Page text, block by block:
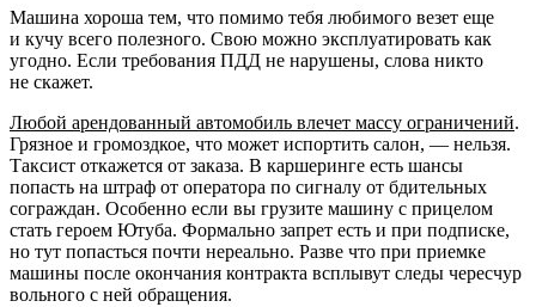
Машина хороша тем, что помимо тебя любимого везет еще
и кучу всего полезного. Свою можно эксплуатировать как
угодно. Если требования ПДД не нарушены, слова никто
не скажет.
Любой арендованный автомобиль влечет массу ограничений.
Грязное и громоздкое, что может испортить салон, — нельзя.
Таксист откажется от заказа. В каршеринге есть шансы
попасть на штраф от оператора по сигналу от бдительных
сограждан. Особенно если вы грузите машину с прицелом
стать героем Ютуба. Формально запрет есть и при подписке,
но тут попасться почти нереально. Разве что при приемке
машины после окончания контракта всплывут следы чересчур
вольного с ней обращения.